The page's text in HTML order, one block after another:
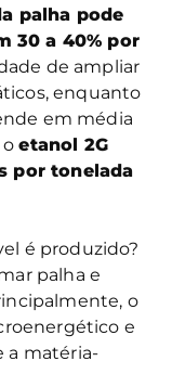
palha pode
30 a 40% por
de ampliar
enquanto
em média
oetanol 2G
por tonelada
é produzido?
palha e
o
e
a matéria-